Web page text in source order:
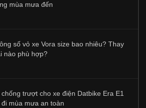
mùa mưa đến
số vỏ xe Vora size bao nhiêu? Thay
nào phù hợp?
chống trượt cho xe điện Datbike Era E1
đi mùa mưa an toàn